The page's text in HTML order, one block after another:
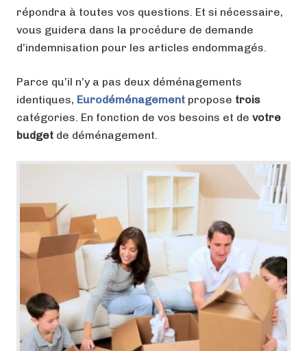
répondra à toutes vos questions. Et si nécessaire,
vous guidera dans la procédure de demande
d’indemnisation pour les articles endommagés.
Parce qu’il n’y a pas deux déménagements
identiques, Eurodéménagement propose trois
catégories. En fonction de vos besoins et de votre
budget de déménagement.